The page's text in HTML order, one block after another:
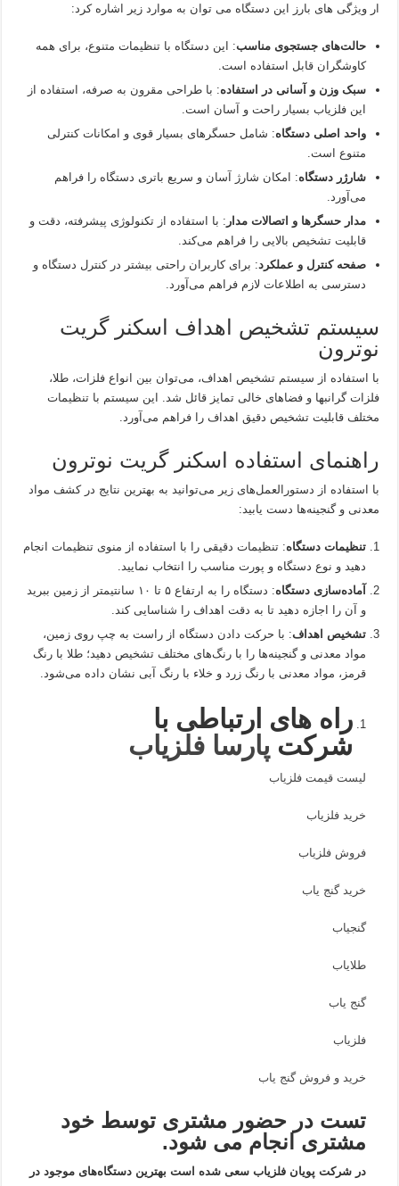
ار ویژگی های بارز این دستگاه می توان به موارد زیر اشاره کرد:
حالت‌های جستجوی مناسب: این دستگاه با تنظیمات متنوع، برای همه
کاوشگران قابل استفاده است.
سبک وزن و آسانی در استفاده: با طراحی مقرون به صرفه، استفاده از
این فلزیاب بسیار راحت و آسان است.
واحد اصلی دستگاه: شامل حسگرهای بسیار قوی و امکانات کنترلی
متنوع است.
شارژر دستگاه: امکان شارژ آسان و سریع باتری دستگاه را فراهم
می‌آورد.
مدار حسگرها و اتصالات مدار : با استفاده از تکنولوژی پیشرفته، دقت و
قابلیت تشخیص بالایی را فراهم می‌کند.
صفحه کنترل و عملکرد: برای کاربران راحتی بیشتر در کنترل دستگاه و
دسترسی به اطلاعات لازم فراهم می‌آورد.
سیستم تشخیص اهداف اسکنر گریت
نوترون
با استفاده از سیستم تشخیص اهداف، می‌توان بین انواع فلزات، طلا،
فلزات گرانبها و فضاهای خالی تمایز قائل شد. این سیستم با تنظیمات
مختلف قابلیت تشخیص دقیق اهداف را فراهم می‌آورد.
راهنمای استفاده اسکنر گریت نوترون
با استفاده از دستورالعمل‌های زیر می‌توانید به بهترین نتایج در کشف مواد
معدنی و گنجینه‌ها دست یابید:
تنظیمات دستگاه: تنظیمات دقیقی را با استفاده از منوی تنظیمات انجام
دهید و نوع دستگاه و پورت مناسب را انتخاب نمایید.
آماده‌سازی دستگاه
: دستگاه را به ارتفاع ۵ تا ۱۰ سانتیمتر از زمین ببرید
و آن را اجازه دهید تا به دقت اهداف را شناسایی کند.
تشخیص اهداف: با حرکت دادن دستگاه از راست به چپ روی زمین،
مواد معدنی و گنجینه‌ها را با رنگ‌های مختلف تشخیص دهید؛ طلا با رنگ
قرمز، مواد معدنی با رنگ زرد و خلاء با رنگ آبی نشان داده می‌شود.
راه های ارتباطی با
شرکت پارسا فلزیاب
لیست قیمت فلزیاب
خرید فلزیاب
فروش فلزیاب
خرید گنج یاب
گنجیاب
طلایاب
گنج یاب
فلزیاب
خرید و فروش گنج یاب
تست در حضور مشتری توسط خود
مشتری انجام می شود.
در شرکت پویان فلزیاب سعی شده است بهترین دستگاه‌های موجود در